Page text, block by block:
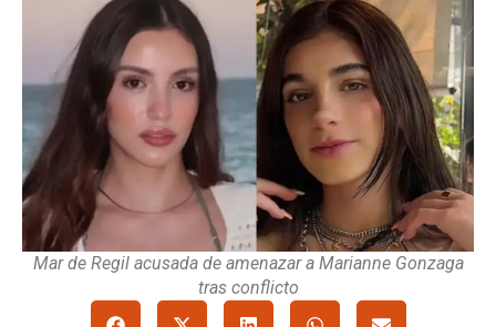
Mar de Regil acusada de amenazar a Marianne Gonzaga
tras conflicto